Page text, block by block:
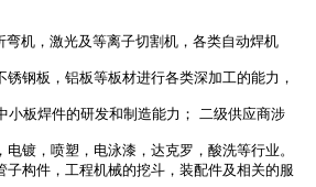
机，激光及等离子切割机，各类自动焊机
钢板，铝板等板材进行各类深加工的能力，
小板焊件的研发和制造能力； 二级供应商涉
镀，喷塑，电泳漆，达克罗，酸洗等行业。
构件，工程机械的挖斗，装配件及相关的服